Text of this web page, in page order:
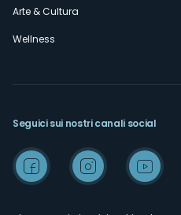
Arte & Cultura
Wellness
Seguici sui nostri canali social